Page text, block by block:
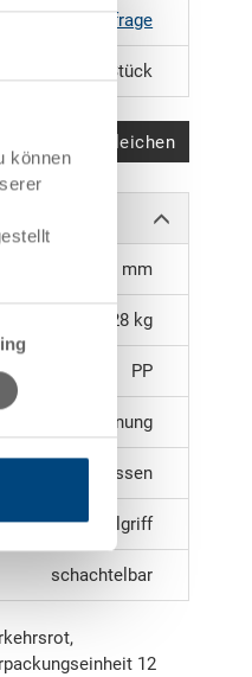
können
Farben auf Anfrage
12 Stück
Produkt vergleichen
180 x 125 x 121 mm
0.28 kg
PP
mit Öffnung
geschlossen
1 Muschelgriff
schachtelbar
12